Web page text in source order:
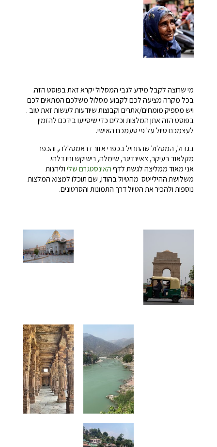
מי שרוצה לקבל מידע לגבי המסלול יקרא זאת בפוסט הזה.
בכל מקרה מציעה לכם לקבוע מסלול משלכם המתאים לכם
ויש מספיק מומחים/אתרים וקבוצות שיודעות לעשות זאת טוב .
בפוסט הזה אתן המלצות וכלים כדי שיסייעו בידכם להזמין
לעצמכם טיול על פי טעמכם האישי.
בגדול, המסלול שהתחיל בכפרי אזור דראמסללה, והכפר
מקלאוד בעיקר, צאיינדיגר, שימלה, רישיקש וניו דלהי.
אני מאוד ממליצה לגשת לדףהאינסטגרם שליוליהנות
משלושת ההילייטס מהטיול בהודו, שם תוכלו למצוא המלצות
נוספות ולהכיר את הטיול דרך התמונות והסרטונים.